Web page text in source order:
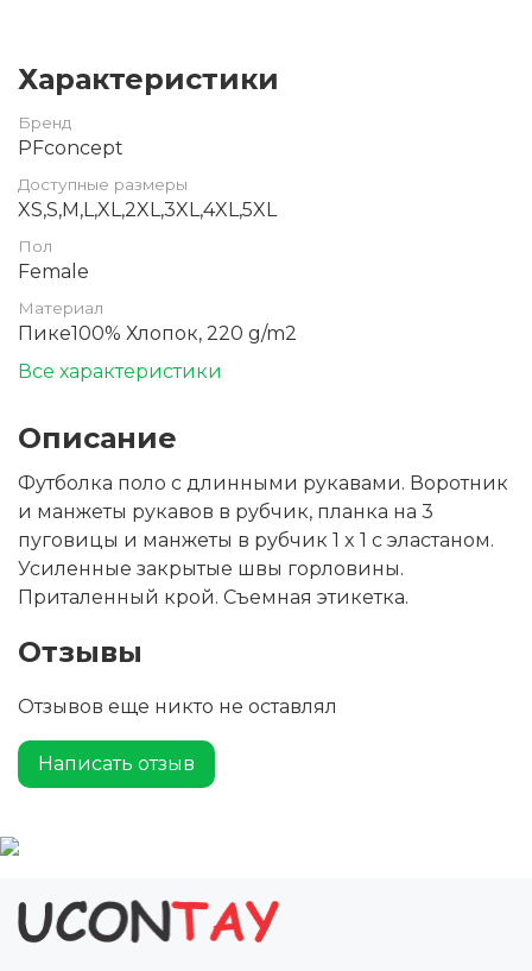
Характеристики
Бренд
PFconcept
Доступные размеры
XS,S,M,L,XL,2XL,3XL,4XL,5XL
Пол
Female
Материал
Пике100% Хлопок, 220 g/m2
Все характеристики
Описание
Футболка поло с длинными рукавами. Воротник
и манжеты рукавов в рубчик, планка на 3
пуговицы и манжеты в рубчик 1 x 1 с эластаном.
Усиленные закрытые швы горловины.
Приталенный крой. Съемная этикетка.
Отзывы
Отзывов еще никто не оставлял
Написать отзыв